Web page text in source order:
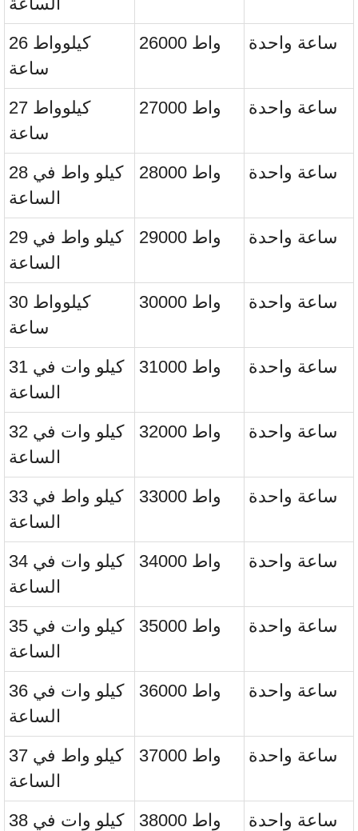
26 كيلوواط
ساعة
26000 واط ساعة واحدة
27 كيلوواط
ساعة
27000 واط ساعة واحدة
28 كيلو واط في
الساعة
28000 واط ساعة واحدة
29 كيلو واط في
الساعة
29000 واط ساعة واحدة
30 كيلوواط
ساعة
30000 واط ساعة واحدة
31 كيلو وات في
الساعة
31000 واط ساعة واحدة
32 كيلو وات في
الساعة
32000 واط ساعة واحدة
33 كيلو واط في
الساعة
33000 واط ساعة واحدة
34 كيلو وات في
الساعة
34000 واط ساعة واحدة
35 كيلو وات في
الساعة
35000 واط ساعة واحدة
36 كيلو وات في
الساعة
36000 واط ساعة واحدة
37 كيلو واط في
الساعة
37000 واط ساعة واحدة
38 كيلو وات في
38000 واط ساعة واحدة